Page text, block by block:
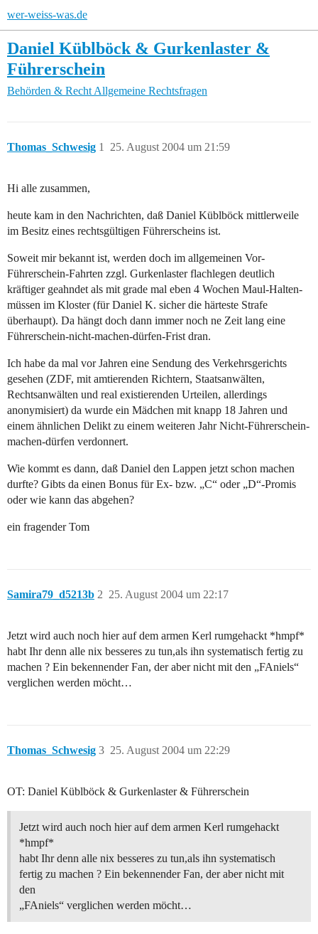
wer-weiss-was.de
Daniel Küblböck & Gurkenlaster &
Führerschein
Behörden & Recht Allgemeine Rechtsfragen
Thomas_Schwesig 25. August 2004 um 21:59
1
Hi alle zusammen,
heute kam in den Nachrichten, daß Daniel Küblböck mittlerweile
im Besitz eines rechtsgültigen Führerscheins ist.
Soweit mir bekannt ist, werden doch im allgemeinen Vor-
Führerschein-Fahrten zzgl. Gurkenlaster flachlegen deutlich
kräftiger geahndet als mit grade mal eben 4 Wochen Maul-Halten-
müssen im Kloster (für Daniel K. sicher die härteste Strafe
überhaupt). Da hängt doch dann immer noch ne Zeit lang eine
Führerschein-nicht-machen-dürfen-Frist dran.
Ich habe da mal vor Jahren eine Sendung des Verkehrsgerichts
gesehen (ZDF, mit amtierenden Richtern, Staatsanwälten,
Rechtsanwälten und real existierenden Urteilen, allerdings
anonymisiert) da wurde ein Mädchen mit knapp 18 Jahren und
einem ähnlichen Delikt zu einem weiteren Jahr Nicht-Führerschein-
machen-dürfen verdonnert.
Wie kommt es dann, daß Daniel den Lappen jetzt schon machen
durfte? Gibts da einen Bonus für Ex- bzw. „C“ oder „D“-Promis
oder wie kann das abgehen?
ein fragender Tom
Samira79_d5213b 25. August 2004 um 22:17
2
Jetzt wird auch noch hier auf dem armen Kerl rumgehackt *hmpf*
habt Ihr denn alle nix besseres zu tun,als ihn systematisch fertig zu
machen ? Ein bekennender Fan, der aber nicht mit den „FAniels“
verglichen werden möcht…
Thomas_Schwesig 25. August 2004 um 22:29
3
OT: Daniel Küblböck & Gurkenlaster & Führerschein
Jetzt wird auch noch hier auf dem armen Kerl rumgehackt
*hmpf*
habt Ihr denn alle nix besseres zu tun,als ihn systematisch
fertig zu machen ? Ein bekennender Fan, der aber nicht mit
den
„FAniels“ verglichen werden möcht…